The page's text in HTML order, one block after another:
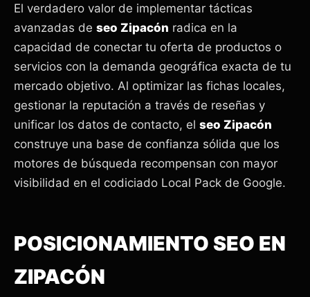
El verdadero valor de implementar tácticas
avanzadas de seo Zipacón radica en la
capacidad de conectar tu oferta de productos o
servicios con la demanda geográfica exacta de tu
mercado objetivo. Al optimizar las fichas locales,
gestionar la reputación a través de reseñas y
unificar los datos de contacto, el seo Zipacón
construye una base de confianza sólida que los
motores de búsqueda recompensan con mayor
visibilidad en el codiciado Local Pack de Google.
POSICIONAMIENTO SEO EN
ZIPACÓN